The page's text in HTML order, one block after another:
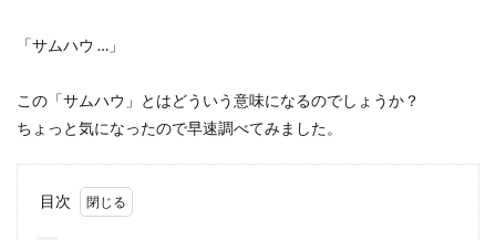
「サムハウ …」
この「サムハウ」とはどういう意味になるのでしょうか？
ちょっと気になったので早速調べてみました。
目次